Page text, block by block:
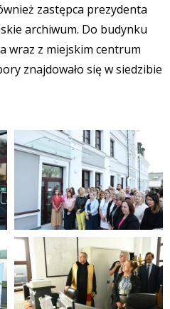
zastępca prezydenta
archiwum. Do budynku
wraz z miejskim centrum
znajdowało się w siedzibie